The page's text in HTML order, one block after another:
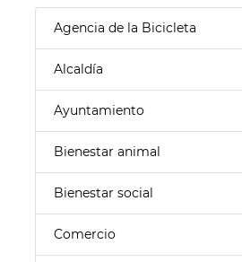
Agencia de la Bicicleta
Alcaldía
Ayuntamiento
Bienestar animal
Bienestar social
Comercio